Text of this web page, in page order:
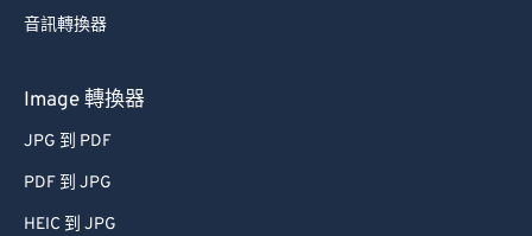
音訊轉換器
Image 轉換器
JPG 到 PDF
PDF 到 JPG
HEIC 到 JPG